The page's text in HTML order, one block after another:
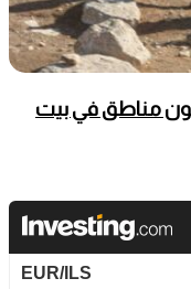
مناطق في بيت